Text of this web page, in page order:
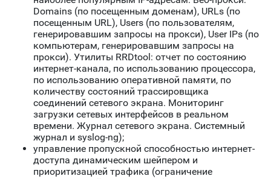
Domains (по посещенным доменам), URLs (по
посещенным URL), Users (по пользователям,
генерировавшим запросы на прокси), User IPs (по
компьютерам, генерировавшим запросы на
прокси). Утилиты RRDtool: отчет по состоянию
интернет-канала, по использованию процессора,
по использованию оперативной памяти, по
количеству состояний трассировщика
соединений сетевого экрана. Мониторинг
загрузки сетевых интерфейсов в реальном
времени. Журнал сетевого экрана. Системный
журнал и syslog-ng);
управление пропускной способностью интернет-
доступа динамическим шейпером и
приоритизацией трафика (ограничение